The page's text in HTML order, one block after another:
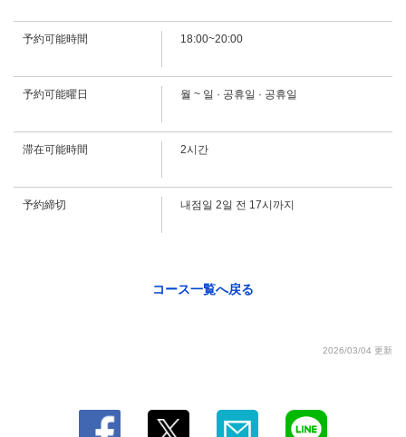
予約可能時間 18:00~20:00
予約可能曜日 월 ~ 일 · 공휴일 · 공휴일
滞在可能時間 2시간
予約締切 내점일 2일 전 17시까지
コース一覧へ戻る
2026/03/04 更新
| 田中寿司 本店
愛知県名古屋市中区栄１－４－１２
閉じる